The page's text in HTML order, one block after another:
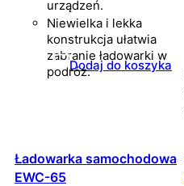
urządzeń.
Niewielka i lekka
konstrukcja ułatwia
zabranie ładowarki w
podróż.Dodaj do koszyka
Ładowarka samochodowa
EWC-65